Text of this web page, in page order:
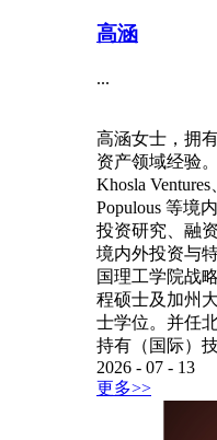
高涵
...
高涵女士，拥
资产领域经验。
Khosla
Populous 等境
投资研究、融
境内外投资与
国理工学院战
程硕士及加州
士学位。并任
持有（国际）
2026 - 07 - 13
更多>>